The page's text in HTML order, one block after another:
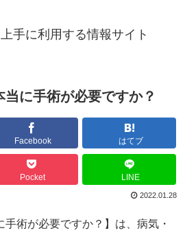
手に利用する情報サイト
に手術が必要ですか？
Facebook はてブ
Pocket LINE
2022.01.28
手術が必要ですか？】は、病気・